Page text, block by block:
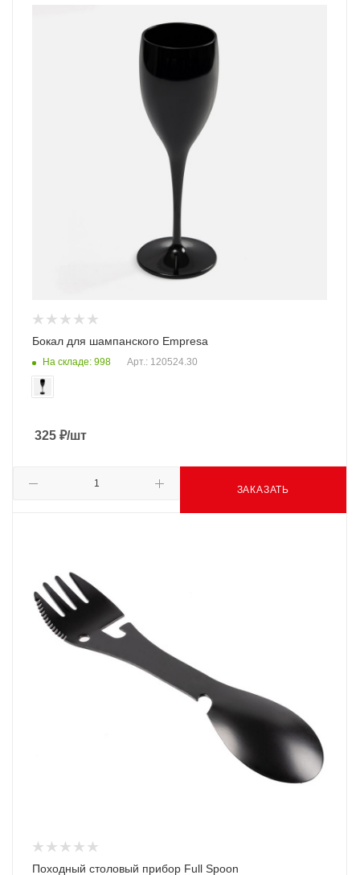
Бокал для шампанского Empresa
На складе: 998 Арт.: 120524.30
325 ₽/шт
ЗАКАЗАТЬ
Походный столовый прибор Full Spoon